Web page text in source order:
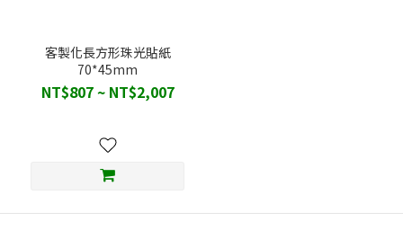
客製化長方形珠光貼紙
70*45mm
NT$807 ~ NT$2,007